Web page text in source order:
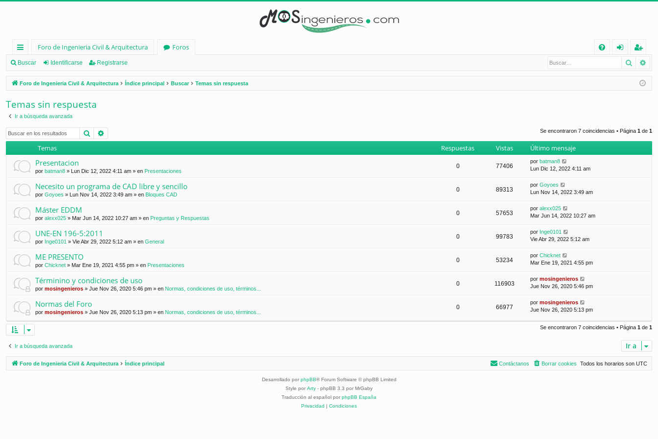
nl
ac
es
rá
d
os
Foro de Ingenieria Civil & Arquitectura
Foros
Q
nt
ifi
eg
ist
ra
Buscar Identificarse Registrarse Buscar
Foro de Ingenieria Civil & Arquitectura Índice principal Buscar Temas sin respuesta
Temas sin respuesta
Ir a búsqueda avanzada
Buscar Se encontraron 7 coincidencias • Página 1 de 1
Temas Respuestas Vistas Último mensaje
Presentacion
por batman8 » Lun Dic 12, 2022 4:11 am » en Presentaciones
0 77406
por batman8
Lun Dic 12, 2022 4:11 am
Necesito un programa de CAD libre y sencillo
por Goyoes » Lun Nov 14, 2022 3:49 am » en Bloques CAD
0 89313
por Goyoes
Lun Nov 14, 2022 3:49 am
Máster EDDM
por alexx025 » Mar Jun 14, 2022 10:27 am » en Preguntas y Respuestas
0 57653
por alexx025
Mar Jun 14, 2022 10:27 am
UNE-EN 196-5:2011
por Inge0101 » Vie Abr 29, 2022 5:12 am » en General
0 99783
por Inge0101
Vie Abr 29, 2022 5:12 am
ME PRESENTO
por Chicknet » Mar Ene 19, 2021 4:55 pm » en Presentaciones
0 53234
por Chicknet
Mar Ene 19, 2021 4:55 pm
Términino y condiciones de uso
por mosingenieros » Jue Nov 26, 2020 5:46 pm » en Normas, condiciones de uso, términos...
0 116903
por mosingenieros
Jue Nov 26, 2020 5:46 pm
Normas del Foro
por mosingenieros » Jue Nov 26, 2020 5:13 pm » en Normas, condiciones de uso, términos...
0 66977
por mosingenieros
Jue Nov 26, 2020 5:13 pm
Se encontraron 7 coincidencias • Página 1 de 1
Ir a búsqueda avanzada Ir a
Foro de Ingenieria Civil & Arquitectura Índice principal Todos los horarios son UTC
Borrar cookies
Contáctanos
Desarrollado por phpBB® Forum Software © phpBB Limited
Style por Arty - phpBB 3.3 por MrGaby
Traducción al español por phpBB España
Privacidad
Condiciones